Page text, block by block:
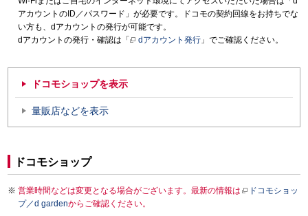
アカウントのID／パスワード」が必要です。ドコモの契約回線をお持ちでな
い方も、dアカウントの発行が可能です。
dアカウントの発行・確認は「
dアカウント発行 」でご確認ください。
ドコモショップを表示
量販店などを表示
ドコモショップ
営業時間などは変更となる場合がございます。最新の情報は
ドコモショッ
プ／d gardenからご確認ください。